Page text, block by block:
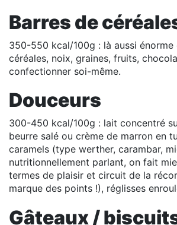
Barres de
350-550 kcal/100g : là aussi énorme
céréales, noix, graines, fruits,
confectionner soi-même.
Douceurs
300-450 kcal/100g : lait concentré
beurre salé ou crème de marron en
caramels (type werther, carambar,
nutritionnellement parlant, on fait
termes de plaisir et circuit de la
marque des points !), réglisses
Gâteaux /